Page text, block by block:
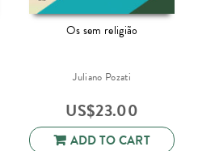
Os sem religião
Juliano Pozati
US$23.00
ADD TO CART